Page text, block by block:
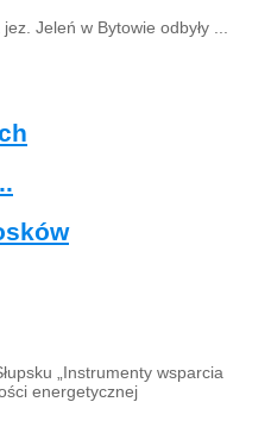
Jeleń w Bytowie odbyły ...
„Instrumenty wsparcia
energetycznej